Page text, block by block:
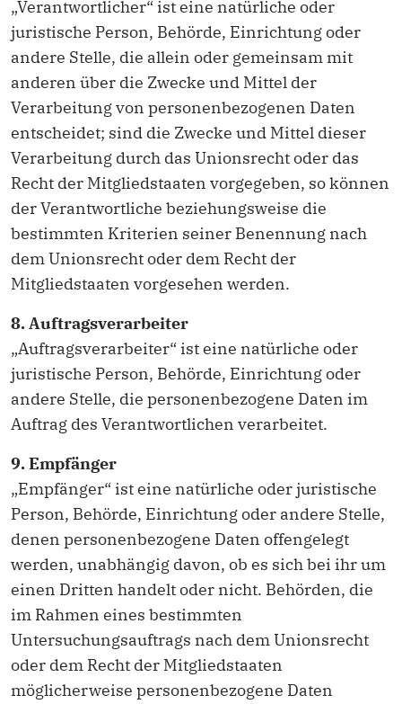
„Verantwortlicher“ ist eine natürliche oder
juristische Person, Behörde, Einrichtung oder
andere Stelle, die allein oder gemeinsam mit
anderen über die Zwecke und Mittel der
Verarbeitung von personenbezogenen Daten
entscheidet; sind die Zwecke und Mittel dieser
Verarbeitung durch das Unionsrecht oder das
Recht der Mitgliedstaaten vorgegeben, so können
der Verantwortliche beziehungsweise die
bestimmten Kriterien seiner Benennung nach
dem Unionsrecht oder dem Recht der
Mitgliedstaaten vorgesehen werden.
8. Auftragsverarbeiter
„Auftragsverarbeiter“ ist eine natürliche oder
juristische Person, Behörde, Einrichtung oder
andere Stelle, die personenbezogene Daten im
Auftrag des Verantwortlichen verarbeitet.
9. Empfänger
„Empfänger“ ist eine natürliche oder juristische
Person, Behörde, Einrichtung oder andere Stelle,
denen personenbezogene Daten offengelegt
werden, unabhängig davon, ob es sich bei ihr um
einen Dritten handelt oder nicht. Behörden, die
im Rahmen eines bestimmten
Untersuchungsauftrags nach dem Unionsrecht
oder dem Recht der Mitgliedstaaten
möglicherweise personenbezogene Daten